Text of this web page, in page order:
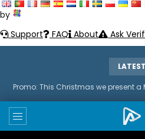
by
Support
FAQ About Ask
LATEST
Promo: This Christmas we present a